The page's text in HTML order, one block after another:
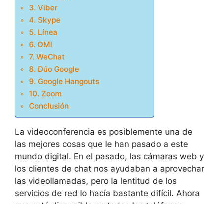
3. Viber
4. Skype
5. Línea
6. OMI
7. WeChat
8. Dúo Google
9. Google Hangouts
10. Zoom
Conclusión
La videoconferencia es posiblemente una de
las mejores cosas que le han pasado a este
mundo digital. En el pasado, las cámaras web y
los clientes de chat nos ayudaban a aprovechar
las videollamadas, pero la lentitud de los
servicios de red lo hacía bastante difícil. Ahora